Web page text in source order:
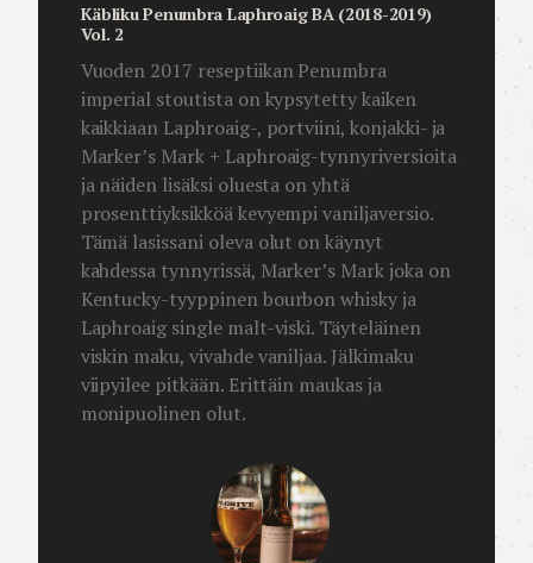
Käbliku Penumbra Laphroaig BA (2018-2019)
Vol. 2
Vuoden 2017 reseptiikan Penumbra
imperial stoutista on kypsytetty kaiken
kaikkiaan Laphroaig-, portviini, konjakki- ja
Marker’s Mark + Laphroaig-tynnyriversioita
ja näiden lisäksi oluesta on yhtä
prosenttiyksikköä kevyempi vaniljaversio.
Tämä lasissani oleva olut on käynyt
kahdessa tynnyrissä, Marker’s Mark joka on
Kentucky-tyyppinen bourbon whisky ja
Laphroaig single malt-viski. Täyteläinen
viskin maku, vivahde vaniljaa. Jälkimaku
viipyilee pitkään. Erittäin maukas ja
monipuolinen olut.